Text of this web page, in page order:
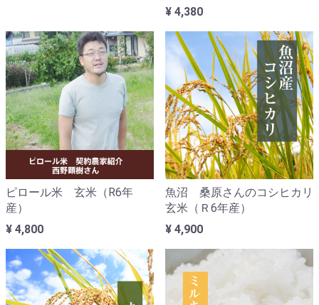
¥ 4,380
ピロール米 玄米（R6年
産）
¥ 4,800
魚沼 桑原さんのコシヒカリ
玄米（Ｒ6年産）
¥ 4,900